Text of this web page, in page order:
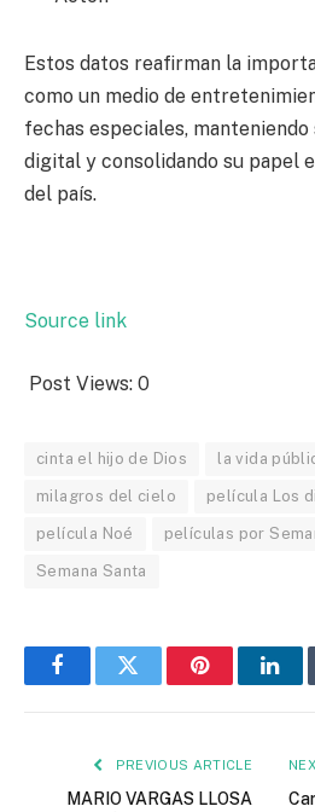
Estos datos reafirman la
como un medio de
fechas especiales,
digital y consolidando su papel
del país.
Source link
Post Views: 0
cinta el hijo de Dios la vida
milagros del cielo película Los
película Noé películas por
Semana Santa
FacebookTwitter Pinterest
PREVIOUS ARTICLE
MARIO VARGAS LLOSA